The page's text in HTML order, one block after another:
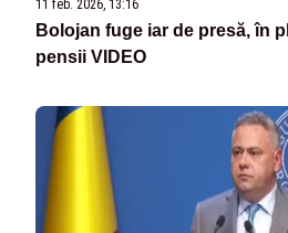
11 feb. 2026, 13:16
Bolojan fuge iar de presă, în
pensii VIDEO